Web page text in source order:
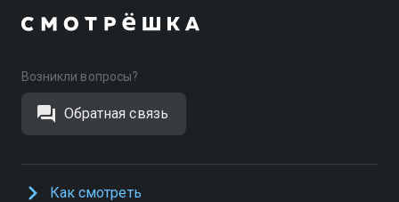
Возникли вопросы?
Обратная связь
Как смотреть